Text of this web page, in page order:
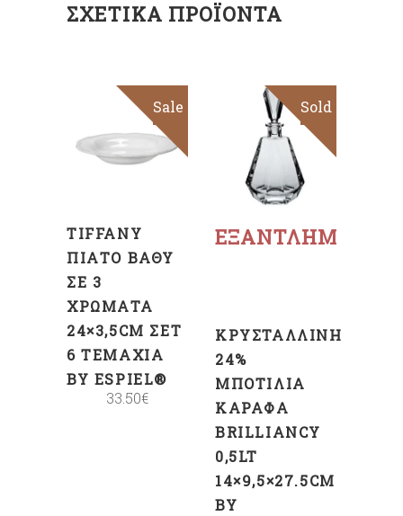
ΣΧΕΤΙΚΆ ΠΡΟΪΌΝΤΑ
Sale
ΕΠΙΛΟΓΉ
TIFFANY
ΠΙΆΤΟ ΒΑΘΎ
ΣΕ 3
ΧΡΏΜΑΤΑ
24×3,5CM ΣΕΤ
6 ΤΕΜΆΧΙΑ
BY ESPIEL®
33.50€
ΕΞΑΝΤΛΗΜΈΝΟ
Sold
Διαβάστε
περισσότερα
ΚΡΥΣΤΆΛΛΙΝΗ
24%
ΜΠΟΤΊΛΙΑ
ΚΑΡΆΦΑ
BRILLIANCY
0,5LT
14×9,5×27.5CM
BY